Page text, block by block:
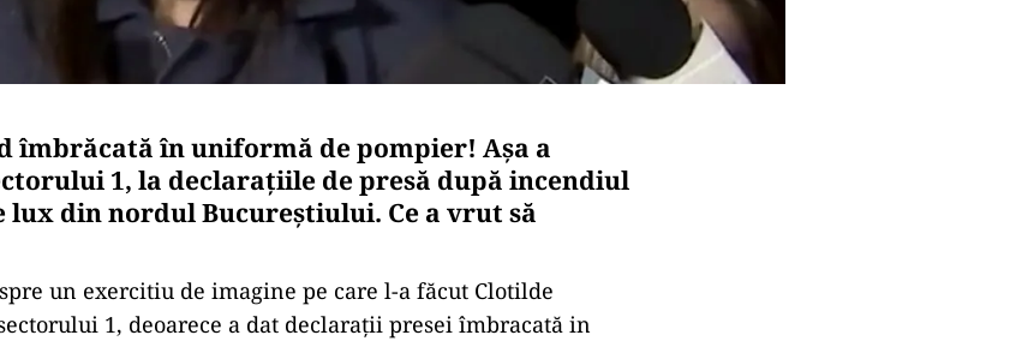
îmbrăcată în uniformă de pompier! Așa a
1, la declarațiile de presă după incendiul
lux din nordul Bucureștiului. Ce a vrut să
un exercitiu de imagine pe care l-a făcut Clotilde
1, deoarece a dat declaraţii presei îmbracată in